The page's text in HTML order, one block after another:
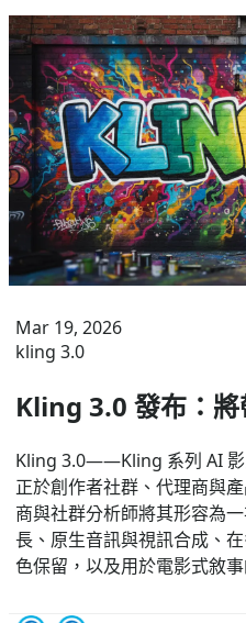
Mar 19, 2026
kling 3.0
Kling 3.0 發布：將
Kling 3.0——Kling 系列 AI
正於創作者社群、代理商與
商與社群分析師將其形容為
長、原生音訊與視訊合成、
色保留，以及用於電影式敘